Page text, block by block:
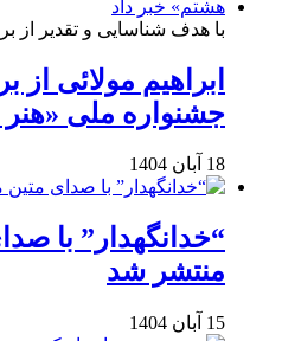
با هدف شناسایی و تقدیر از
ابراهیم مولائی
جشنواره ملی
18 آبان 1404
“خدانگهدار” با
منتشر شد
15 آبان 1404